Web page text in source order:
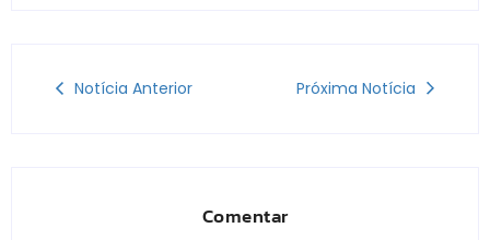
Notícia Anterior Próxima Notícia
Comentar